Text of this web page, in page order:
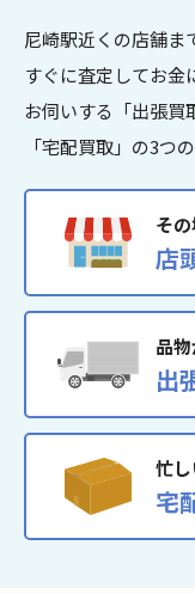
尼崎駅近くの店舗ま
すぐに査定してお金
お伺いする「出張買
「宅配買取」の3つ
そ
店
品
出
忙
宅